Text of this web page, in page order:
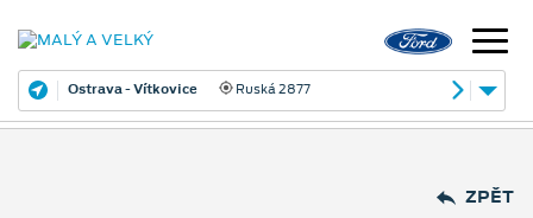
Ostrava - Vítkovice Ruská 2877
ZPĚT